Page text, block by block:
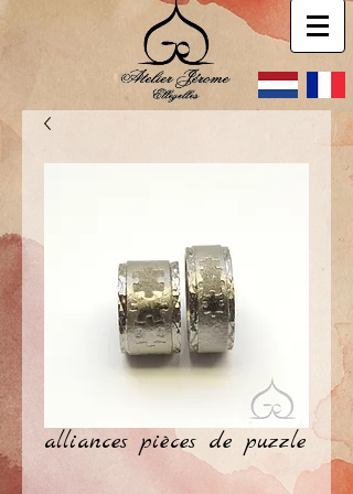
alliances pièces de puzzle